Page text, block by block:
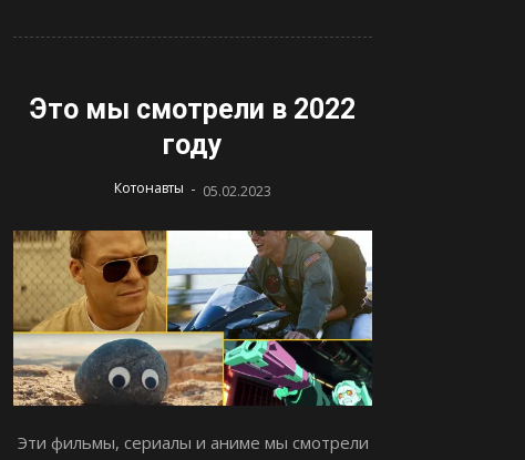
Это мы смотрели в 2022
году
Котонавты - 05.02.2023
Эти фильмы, сериалы и аниме мы смотрели